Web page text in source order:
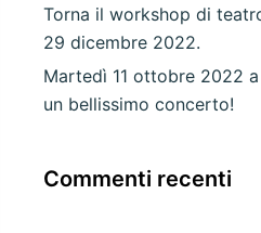
Torna il workshop di
29 dicembre 2022.
Martedì 11 ottobre 2022
un bellissimo concerto!
Commenti recenti